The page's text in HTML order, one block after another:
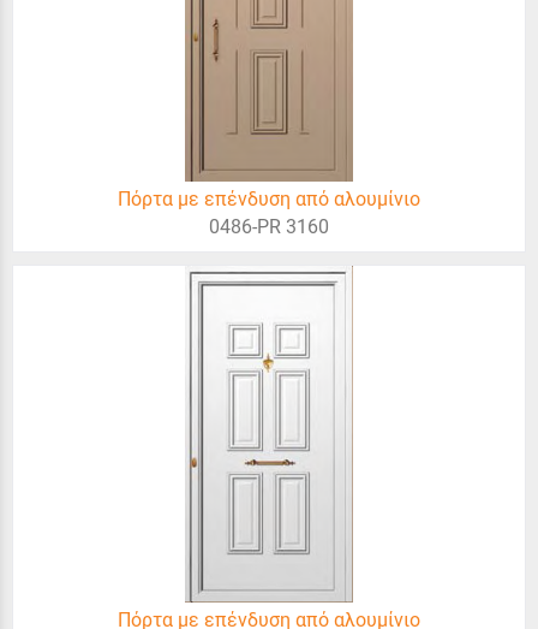
Πόρτα με επένδυση από αλουμίνιο
0486-PR 3160
Πόρτα με επένδυση από αλουμίνιο